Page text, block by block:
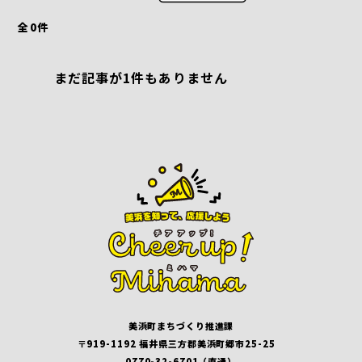
全0件
まだ記事が1件もありません
美浜町まちづくり推進課
〒919-1192 福井県三方郡美浜町郷市25-25